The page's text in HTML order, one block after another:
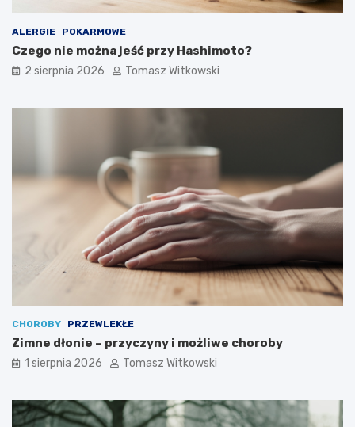
ALERGIE POKARMOWE
Czego nie można jeść przy Hashimoto?
2 sierpnia 2026 Tomasz Witkowski
CHOROBY PRZEWLEKŁE
Zimne dłonie – przyczyny i możliwe choroby
1 sierpnia 2026 Tomasz Witkowski